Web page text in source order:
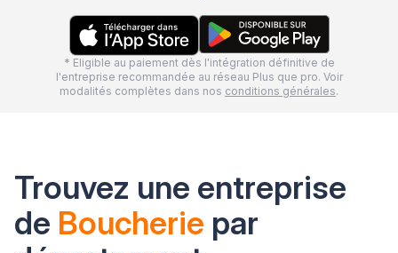
* Eligible au paiement dès l'intégration définitive de
l'entreprise recommandée au réseau Plus que pro. Voir
modalités complètes dans nos conditions générales.
Trouvez une entreprise
de Boucherie par